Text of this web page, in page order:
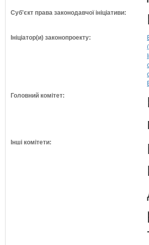
Суб'єкт права законодавчої ініціативи:
Ініціатор(и) законопроекту:
Головний комітет:
Інші комітети: